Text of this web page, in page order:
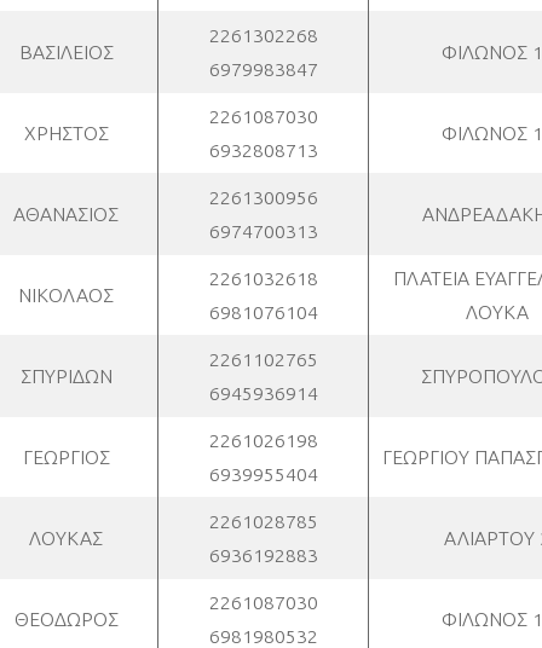
ΒΑΣΙΛΕΙΟΣ
2261302268
6979983847
ΦΙΛΩΝΟΣ
ΧΡΗΣΤΟΣ
2261087030
6932808713
ΦΙΛΩΝΟΣ
ΑΘΑΝΑΣΙΟΣ
2261300956
6974700313
ΝΙΚΟΛΑΟΣ
2261032618
6981076104
ΠΛΑΤΕΙΑ
ΛΟΥΚΑ
ΣΠΥΡΙΔΩΝ
2261102765
6945936914
ΓΕΩΡΓΙΟΣ
2261026198
6939955404
ΓΕΩΡΓΙΟΥ
ΛΟΥΚΑΣ
2261028785
6936192883
ΑΛΙΑΡΤΟΥ
ΘΕΟΔΩΡΟΣ
2261087030
6981980532
ΦΙΛΩΝΟΣ